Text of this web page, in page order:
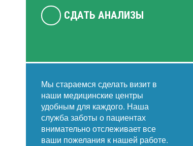
СДАТЬ АНАЛИЗЫ
Мы стараемся сделать визит в
наши медицинские центры
удобным для каждого. Наша
служба заботы о пациентах
внимательно отслеживает все
ваши пожелания к нашей работе.